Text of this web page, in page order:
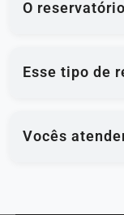
O
Esse tipo de
Vocês